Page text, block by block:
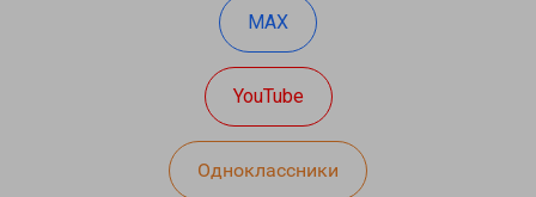
MAX
YouTube
Одноклассники